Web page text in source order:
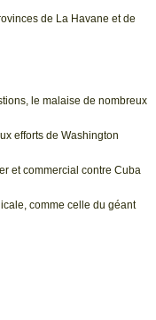
de La Havane et de
le malaise de nombreux
efforts de Washington
et commercial contre Cuba
comme celle du géant